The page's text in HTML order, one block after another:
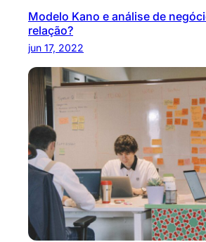
Modelo Kano e análise de
relação?
jun 17, 2022